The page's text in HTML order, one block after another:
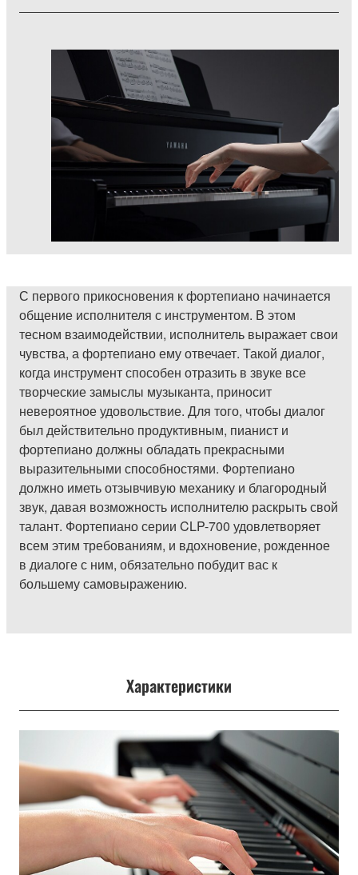
С первого прикосновения к фортепиано начинается
общение исполнителя с инструментом. В этом
тесном взаимодействии, исполнитель выражает свои
чувства, а фортепиано ему отвечает. Такой диалог,
когда инструмент способен отразить в звуке все
творческие замыслы музыканта, приносит
невероятное удовольствие. Для того, чтобы диалог
был действительно продуктивным, пианист и
фортепиано должны обладать прекрасными
выразительными способностями. Фортепиано
должно иметь отзывчивую механику и благородный
звук, давая возможность исполнителю раскрыть свой
талант. Фортепиано серии CLP-700 удовлетворяет
всем этим требованиям, и вдохновение, рожденное
в диалоге с ним, обязательно побудит вас к
большему самовыражению.
Характеристики